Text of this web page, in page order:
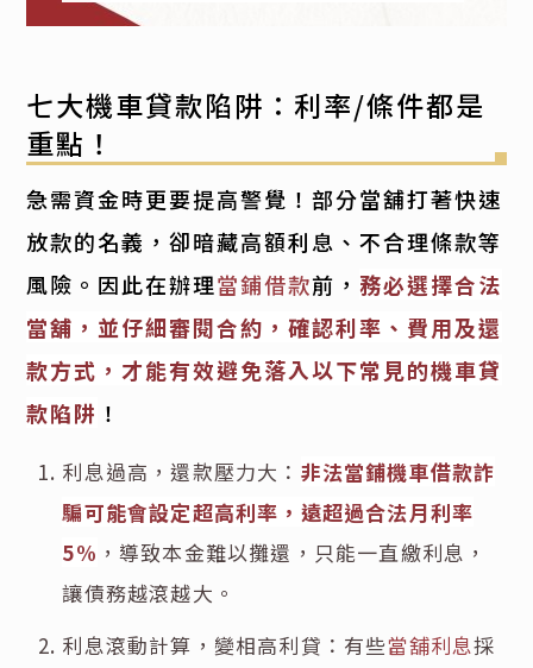
七大機車貸款陷阱：利率/條件都是
重點！
急需資金時更要提高警覺！部分當舖打著快速
放款的名義，卻暗藏高額利息、不合理條款等
風險。因此在辦理當鋪借款前， 務必選擇合法
當舖，並仔細審閱合約，確認利率、費用及還
款方式，才能有效避免落入以下常見的機車貸
款陷阱 ！
利息過高，還款壓力大： 非法當鋪機車借款詐
騙可能會設定超高利率，遠超過合法月利率
5% ，導致本金難以攤還，只能一直繳利息，
讓債務越滾越大。
利息滾動計算，變相高利貸：有些當舖利息採